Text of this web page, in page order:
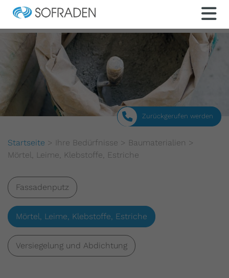
Zurückgerufen werden
Startseite > Ihre Bedürfnisse > Baumaterialien >
Mörtel, Leime, Klebstoffe, Estriche
Fassadenputz
Mörtel, Leime, Klebstoffe, Estriche
Versiegelung und Abdichtung